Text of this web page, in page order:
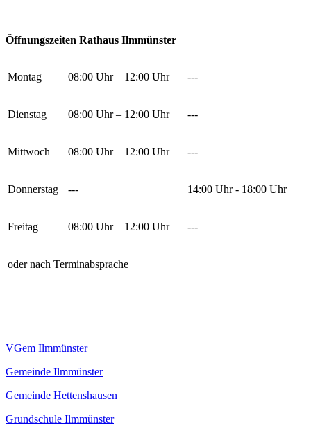
Öffnungszeiten Rathaus Ilmmünster
Montag 08:00 Uhr – 12:00 Uhr ---
Dienstag 08:00 Uhr – 12:00 Uhr ---
Mittwoch 08:00 Uhr – 12:00 Uhr ---
Donnerstag --- 14:00 Uhr - 18:00 Uhr
Freitag 08:00 Uhr – 12:00 Uhr ---
oder nach Terminabsprache
VGem Ilmmünster
Gemeinde Ilmmünster
Gemeinde Hettenshausen
Grundschule Ilmmünster